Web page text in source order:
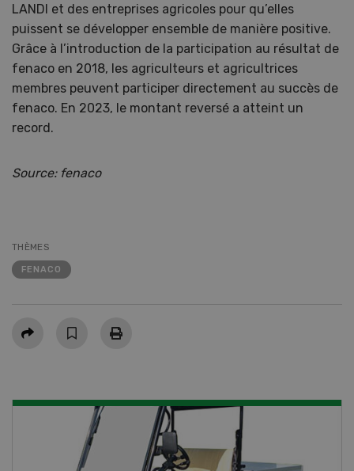
LANDI et des entreprises agricoles pour qu’elles
puissent se développer ensemble de manière positive.
Grâce à l’introduction de la participation au résultat de
fenaco en 2018, les agriculteurs et agricultrices
membres peuvent participer directement au succès de
fenaco. En 2023, le montant reversé a atteint un
record.
Source: fenaco
THÈMES
FENACO
Partager